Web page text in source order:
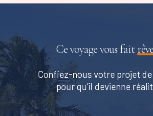
Ce voyage vous fait
Confiez-nous votre projet de
pour qu’il devienne